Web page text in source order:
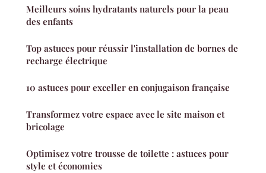
Meilleurs soins hydratants naturels pour la peau
des enfants
Top astuces pour réussir l'installation de bornes de
recharge électrique
10 astuces pour exceller en conjugaison française
Transformez votre espace avec le site maison et
bricolage
Optimisez votre trousse de toilette : astuces pour
style et économies